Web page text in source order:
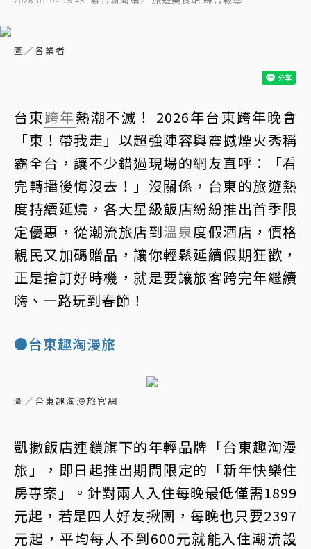
圖／各業者
台東跨年熱潮不滅！ 2026年台東跨年晚會
「東！帶我走」以超強陣容與震撼煙火秀稱
霸全台，讓不少錯過現場的網友直呼：「看
完轉播後悔沒去！」沒關係，台東的旅遊熱
度持續延燒，各大星級飯店紛紛推出首季限
定優惠，從潮流旅店到溫泉度假酒店，價格
親民又加碼贈品，讓你輕鬆延續假期狂歡，
正是搶訂好時機，就是要讓旅客跨完年繼續
嗨、一路玩到春節！
●台東趣淘漫旅
圖／台東趣淘漫旅官網
凱撒飯店連鎖旗下的年輕品牌「台東趣淘漫
旅」，即日起推出期間限定的「新年快樂住
房專案」。針對兩人入住每晚最低僅需1899
元起，若是四人好友揪團，每晚也只要2397
元起，平均每人不到600元就能入住潮流設